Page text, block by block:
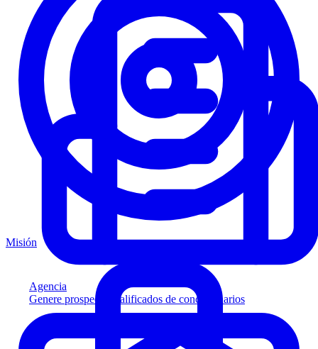
Agencia
Genere prospectos calificados de concesionarios
Misión